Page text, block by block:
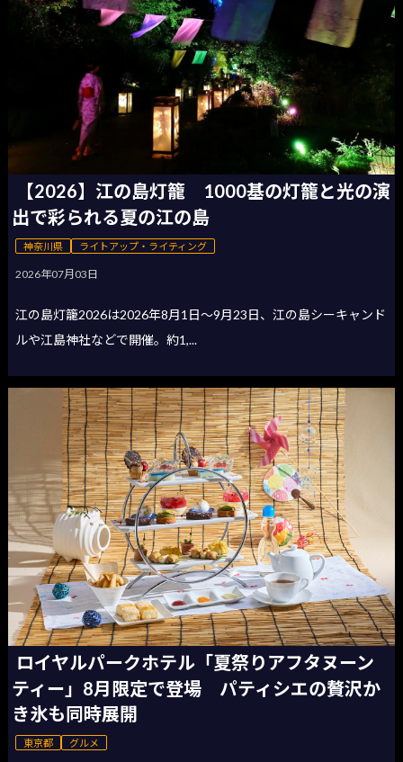
【2026】江の島灯籠 1000基の灯籠と光の演
出で彩られる夏の江の島
神奈川県 ライトアップ・ライティング
2026年07月03日
江の島灯籠2026は2026年8月1日〜9月23日、江の島シーキャンド
ルや江島神社などで開催。約1,...
ロイヤルパークホテル「夏祭りアフタヌーン
ティー」8月限定で登場 パティシエの贅沢か
き氷も同時展開
東京都 グルメ